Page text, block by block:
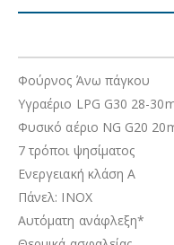
Φούρνος Άνω πάγκου
Υγραέριο LPG G30 28-
Φυσικό αέριο NG G20
7 τρόποι ψησίματος
Ενεργειακή κλάση Α
Πάνελ: INOX
Αυτόματη ανάφλεξη*